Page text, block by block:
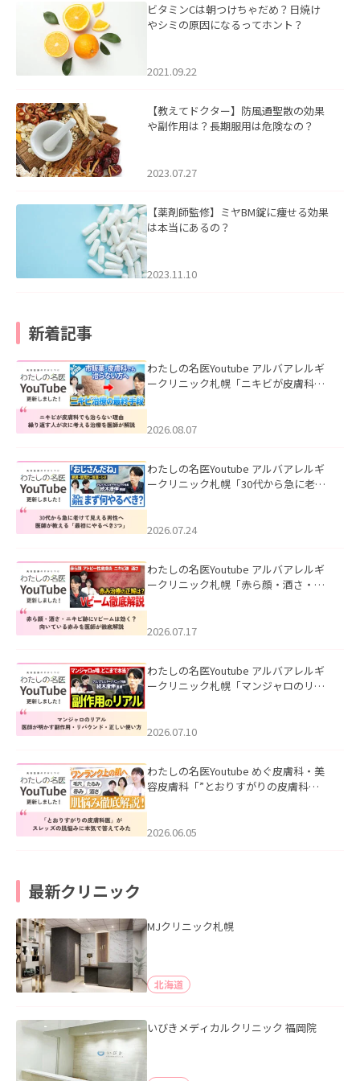
ビタミンCは朝つけちゃだめ？日焼け
やシミの原因になるってホント？
2021.09.22
【教えてドクター】防風通聖散の効果
や副作用は？長期服用は危険なの？
2023.07.27
【薬剤師監修】ミヤBM錠に痩せる効果
は本当にあるの？
2023.11.10
新着記事
わたしの名医Youtube アルバアレルギ
ークリニック札幌「ニキビが皮膚科で
ました。
2026.08.07
わたしの名医Youtube アルバアレルギ
ークリニック札幌「30代から急に老け
た。
2026.07.24
わたしの名医Youtube アルバアレルギ
ークリニック札幌「赤ら顔・酒さ・ニ
した。
2026.07.17
わたしの名医Youtube アルバアレルギ
ークリニック札幌「マンジャロのリア
た。
2026.07.10
わたしの名医Youtube めぐ皮膚科・美
容皮膚科「”とおりすがりの皮膚科
2026.06.05
最新クリニック
MJクリニック札幌
北海道
いびきメディカルクリニック 福岡院